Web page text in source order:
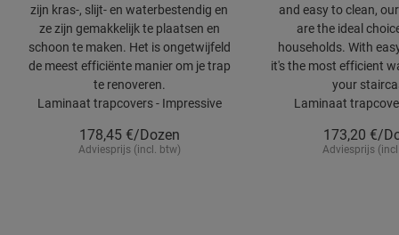
zijn kras-, slijt- en waterbestendig en
ze zijn gemakkelijk te plaatsen en
schoon te maken. Het is ongetwijfeld
de meest efficiënte manier om je trap
te renoveren.
Laminaat trapcovers - Impressive
178,45 €/Dozen
Adviesprijs (incl. btw)
and easy to clean,
are the ideal
households. With
it's the most efficient
your
Laminaat
173,20 €/
Adviesprijs